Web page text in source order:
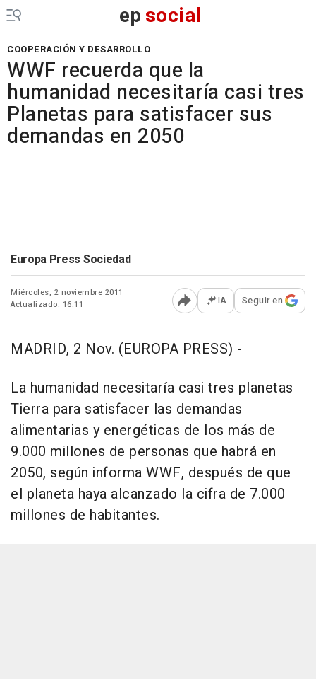
epsocial
COOPERACIÓN Y DESARROLLO
WWF recuerda que la
humanidad necesitaría casi tres
Planetas para satisfacer sus
demandas en 2050
Europa Press Sociedad
Miércoles, 2 noviembre 2011
Actualizado: 16:11
Abrir opciones para
IA Seguir en
MADRID, 2 Nov. (EUROPA PRESS) -
La humanidad necesitaría casi tres planetas
Tierra para satisfacer las demandas
alimentarias y energéticas de los más de
9.000 millones de personas que habrá en
2050, según informa WWF, después de que
el planeta haya alcanzado la cifra de 7.000
millones de habitantes.